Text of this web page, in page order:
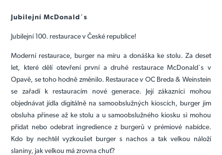
Jubilejní McDonald´s
Jubilejní 100. restaurace v České republice!
Moderní restaurace, burger na míru a donáška ke stolu. Za deset
let, které dělí otevření první a druhé restaurace McDonald´s v
Opavě, se toho hodně změnilo. Restaurace v OC Breda & Weinstein
se zařadí k restauracím nové generace. Její zákazníci mohou
objednávat jídla digitálně na samoobslužných kioscích, burger jim
obsluha přinese až ke stolu a u samoobslužného kiosku si mohou
přidat nebo odebrat ingredience z burgerů v prémiové nabídce.
Kdo by nechtěl vyzkoušet burger s nachos a tak velkou náloží
slaniny, jak velkou má zrovna chuť?